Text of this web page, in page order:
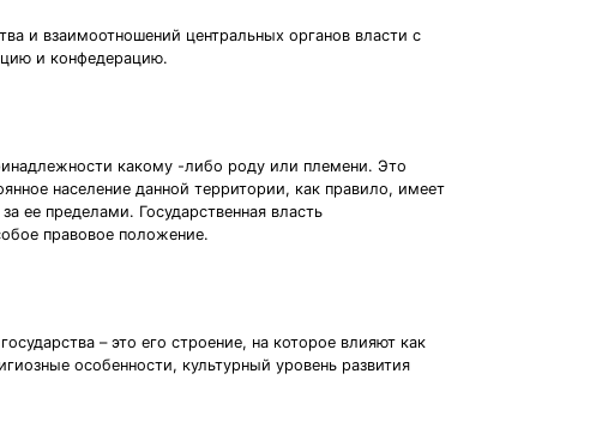
и взаимоотношений центральных органов власти с
и конфедерацию.
какому -либо роду или племени. Это
население данной территории, как правило, имеет
ее пределами. Государственная власть
правовое положение.
– это его строение, на которое влияют как
особенности, культурный уровень развития